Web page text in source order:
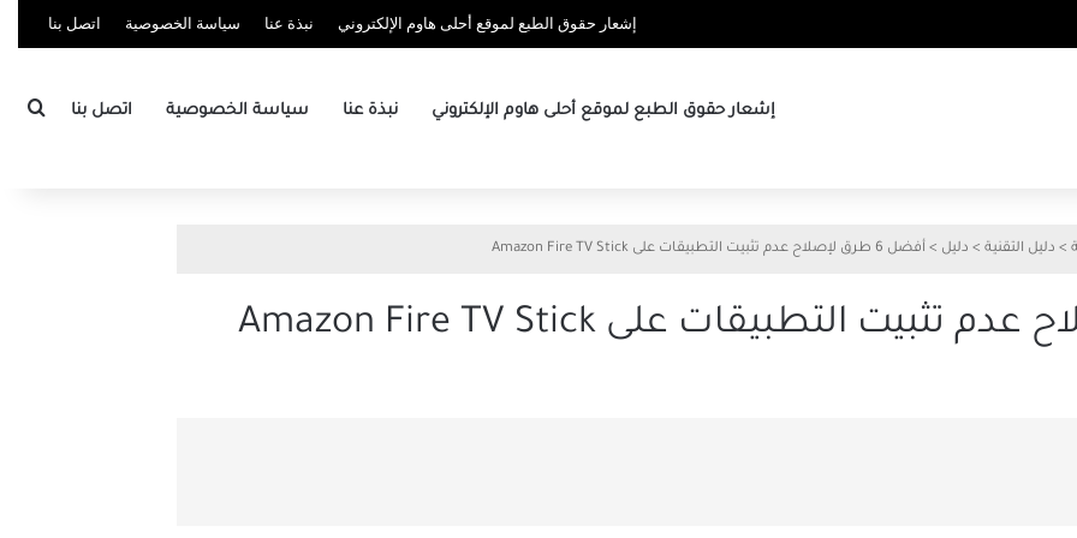
إشعار حقوق الطبع لموقع أحلى هاوم الإلكتروني نبذة عنا سياسة الخصوصية اتصل بنا
إشعار حقوق الطبع لموقع أحلى هاوم الإلكتروني نبذة عنا سياسة الخصوصية اتصل بنا
> دليل التقنية > دليل > أفضل 6 طرق لإصلاح عدم تثبيت التطبيقات على Amazon Fire TV Stick